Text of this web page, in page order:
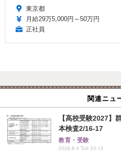
東京都
月給29万5,000円～50万円
正社員
関連ニュ
【高校受験2027】
本検査2/16-17
教育・受験
2026.8.4 Tue 23:15